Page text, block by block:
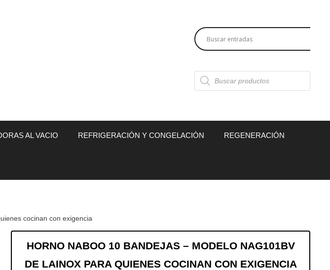
Búsqueda
de
productos
AL VACIO REFRIGERACIÓN Y CONGELACIÓN REGENERACIÓN
cocinan con exigencia
HORNO NABOO 10 BANDEJAS – MODELO NAG101BV
DE LAINOX PARA QUIENES COCINAN CON EXIGENCIA